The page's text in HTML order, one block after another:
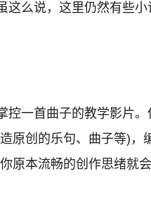
么说，这里仍然有些
一首曲子的教学影片
原创的乐句、曲子等)
本流畅的创作思绪就